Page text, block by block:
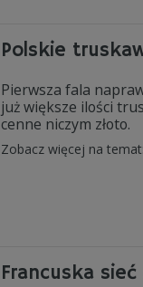
Polskie
Pierwsza fala
już większe ilości
cenne niczym złoto.
Zobacz więcej na temat:
Francuska